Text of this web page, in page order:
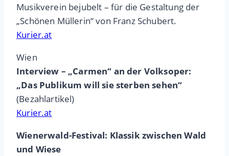
Musikverein bejubelt – für die Gestaltung der
„Schönen Müllerin“ von Franz Schubert.
Kurier.at
Wien
Interview – „Carmen“ an der Volksoper:
„Das Publikum will sie sterben sehen“
(Bezahlartikel)
Kurier.at
Wienerwald-Festival: Klassik zwischen Wald
und Wiese